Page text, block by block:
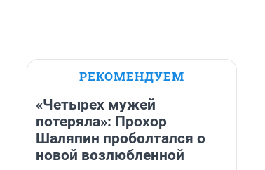
РЕКОМЕНДУЕМ
«Четырех мужей
потеряла»: Прохор
Шаляпин проболтался о
новой возлюбленной